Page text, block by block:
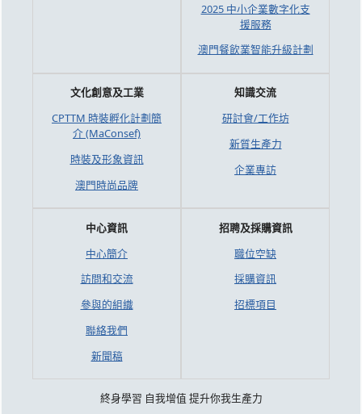
2025 中小企業數字化支
援服務
澳門餐飲業智能升級計劃
文化創意及工業
CPTTM 時裝孵化計劃簡
介 (MaConsef)
時裝及形象資訊
澳門時尚品牌
知識交流
研討會/工作坊
新質生產力
企業專訪
中心資訊
中心簡介
訪問和交流
參與的組織
聯絡我們
新聞稿
招聘及採購資訊
職位空缺
採購資訊
招標項目
終身學習 自我增值 提升你我生產力